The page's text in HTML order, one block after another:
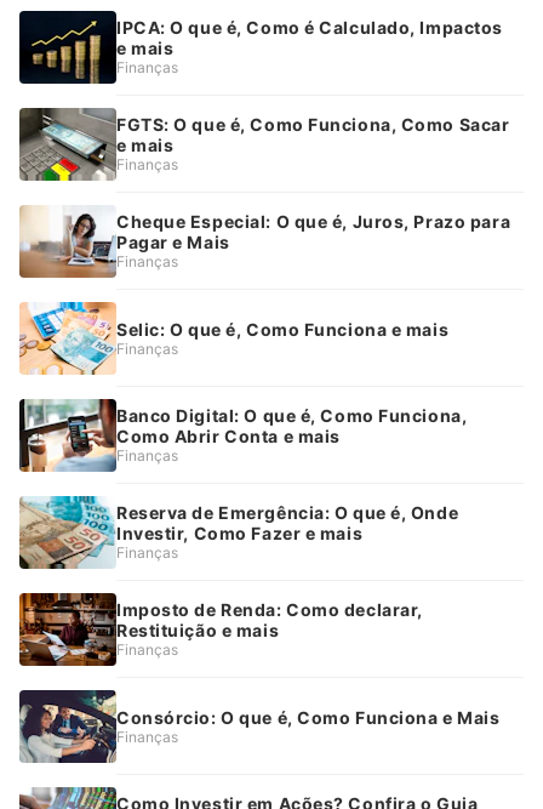
IPCA: O que é, Como é Calculado, Impactos
e mais
Finanças
FGTS: O que é, Como Funciona, Como Sacar
e mais
Finanças
Cheque Especial: O que é, Juros, Prazo para
Pagar e Mais
Finanças
Selic: O que é, Como Funciona e mais
Finanças
Banco Digital: O que é, Como Funciona,
Como Abrir Conta e mais
Finanças
Reserva de Emergência: O que é, Onde
Investir, Como Fazer e mais
Finanças
Imposto de Renda: Como declarar,
Restituição e mais
Finanças
Consórcio: O que é, Como Funciona e Mais
Finanças
Como Investir em Ações? Confira o Guia